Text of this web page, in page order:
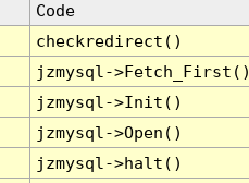
Code
checkredirect()
jzmysql-
jzmysql->Init()
jzmysql->Open()
jzmysql->halt()